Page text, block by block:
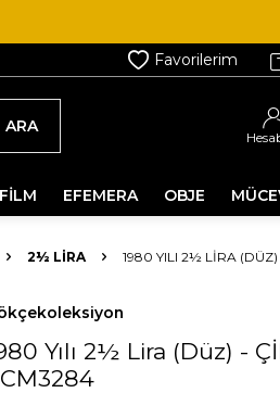
Favorilerim
ARA
EFEMERA OBJE
2½ LIRA 1980 YILI 2½ LIRA
Yılı 2½ Lira (Düz) -